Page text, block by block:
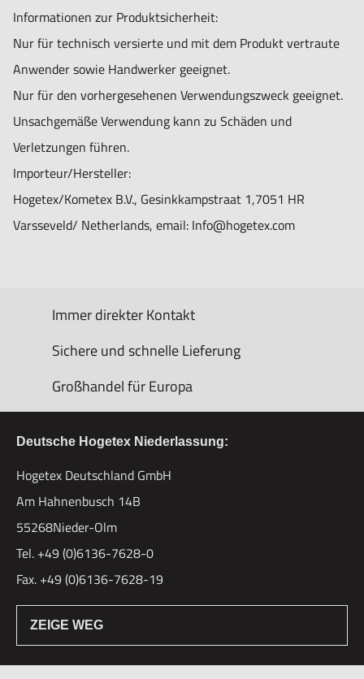
Informationen zur Produktsicherheit:
Nur für technisch versierte und mit dem Produkt vertraute
Anwender sowie Handwerker geeignet.
Nur für den vorhergesehenen Verwendungszweck geeignet.
Unsachgemäße Verwendung kann zu Schäden und
Verletzungen führen.
Importeur/Hersteller:
Hogetex/Kometex B.V., Gesinkkampstraat 1,7051 HR
Varsseveld/ Netherlands, email: Info@hogetex.com
Immer direkter Kontakt
Sichere und schnelle Lieferung
Großhandel für Europa
Deutsche Hogetex Niederlassung:
Hogetex Deutschland GmbH
Am Hahnenbusch 14B
55268Nieder-Olm
Tel. +49 (0)6136-7628-0
Fax. +49 (0)6136-7628-19
ZEIGE WEG